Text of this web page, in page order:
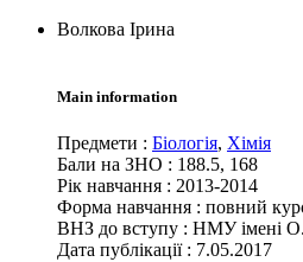
Волкова Ірина
Main information
Предмети : Біологія, Хімія
Бали на ЗНО : 188.5, 168
Рік навчання : 2013-2014
Форма навчання : повний
ВНЗ до вступу : НМУ імені
Дата публікації : 7.05.2017